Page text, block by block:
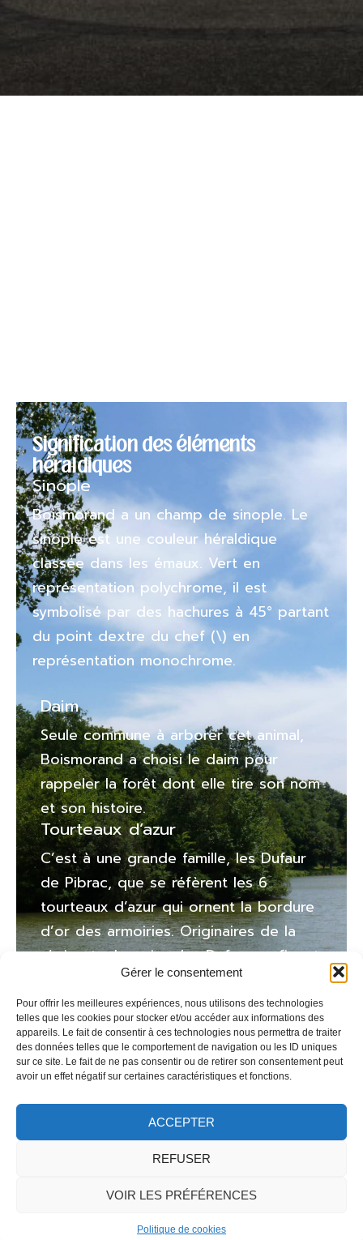
Gérer le consentement
Pour offrir les meilleures expériences, nous utilisons des technologies
telles que les cookies pour stocker et/ou accéder aux informations des
appareils. Le fait de consentir à ces technologies nous permettra de traiter
des données telles que le comportement de navigation ou les ID uniques
sur ce site. Le fait de ne pas consentir ou de retirer son consentement peut
avoir un effet négatif sur certaines caractéristiques et fonctions.
ACCEPTER
REFUSER
VOIR LES PRÉFÉRENCES
Politique de cookies
posés en pal trois et trois »
Signification des éléments
héraldiques
Sinople
Boismorand a un champ de sinople. Le
sinople est une couleur héraldique
classée dans les émaux. Vert en
représentation polychrome, il est
symbolisé par des hachures à 45° partant
du point dextre du chef (\) en
représentation monochrome.
Daim
Seule commune à arborer cet animal,
Boismorand a choisi le daim pour
rappeler la forêt dont elle tire son nom
et son histoire.
Tourteaux d’azur
C’est à une grande famille, les Dufaur
de Pibrac, que se réfèrent les 6
tourteaux d’azur qui ornent la bordure
d’or des armoiries. Originaires de la
région toulousaine, les Dufaur se fixent
dans l’orléanais à la fin du XVIème
siècle et y font souche, notamment à
Boismorand.